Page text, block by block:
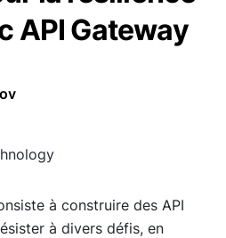
API Gateway
à construire des API
à divers défis, en